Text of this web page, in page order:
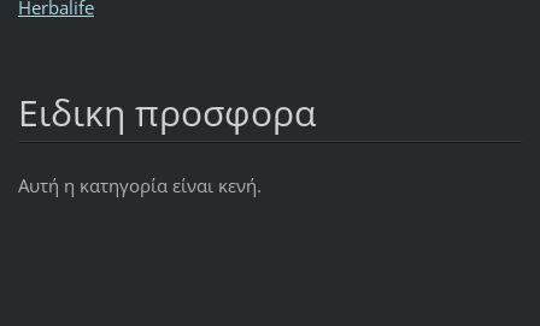
Herbalife
Ειδικη προσφορα
Αυτή η κατηγορία είναι κενή.